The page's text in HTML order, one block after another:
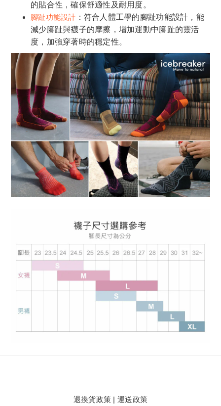
的貼合性，確保舒適性及耐用度。
腳趾功能設計 ：符合人體工學的腳趾功能設計，能
減少腳趾與襪子的摩擦，增加運動中腳趾的靈活
度，加強穿著時的穩定性。
退換貨政策 |運送政策